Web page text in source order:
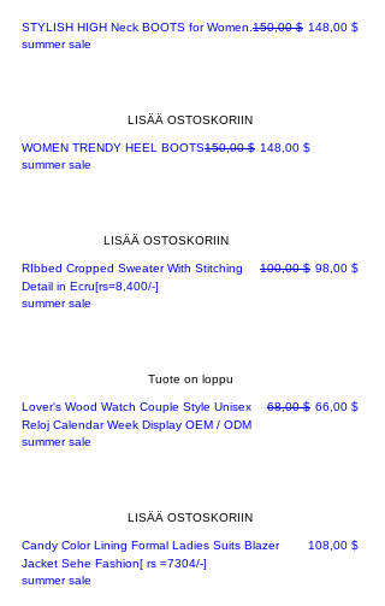
STYLISH HIGH Neck BOOTS for Women.Normaali hinta
150,00 $ Alehinta
148,00 $
summer sale
LISÄÄ OSTOSKORIIN
WOMEN TRENDY HEEL BOOTSNormaali hinta
150,00 $ Alehinta
148,00 $
summer sale
LISÄÄ OSTOSKORIIN
RIbbed Cropped Sweater With Stitching
Detail in Ecru[rs=8,400/-]
Normaali hinta
100,00 $ Alehinta
98,00 $
summer sale
Tuote on loppu
Lover's Wood Watch Couple Style Unisex
Reloj Calendar Week Display OEM / ODM
Normaali hinta
68,00 $ Alehinta
66,00 $
summer sale
LISÄÄ OSTOSKORIIN
Candy Color Lining Formal Ladies Suits Blazer
Jacket Sehe Fashion[ rs =7304/-]
Hinta
108,00 $
summer sale